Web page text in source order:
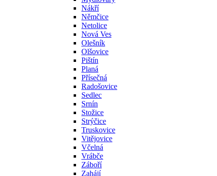
Nákří
Němčice
Netolice
Nová Ves
Olešník
Olšovice
Pištín
Planá
Přísečná
Radošovice
Sedlec
Srnín
Stožice
Strýčice
Truskovice
Vitějovice
Včelná
Vrábče
Záboří
Zahájí